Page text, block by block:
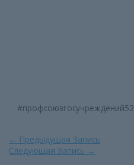
#профсоюзгосучреждений52
Навигация
по
← Предыдущая Запись
Следующая Запись →